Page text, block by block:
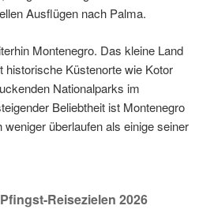
Ausflügen nach Palma.
Montenegro. Das kleine Land
historische Küstenorte wie Kotor
Nationalparks im
Beliebtheit ist Montenegro
überlaufen als einige seiner
Reisezielen 2026